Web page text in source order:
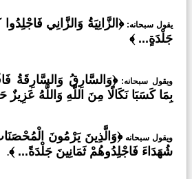
يقول سبحانه:﴿الزَّانِيَةُ وَالزَّانِي
جَلْدَةٍ... ﴾
ويقول سبحانه:﴿وَالسَّارِقُ وَالسَّارِقَةُ
بِمَا كَسَبَا نَكَالًا مِنَ اللَّهِ وَاللَّهُ عَزِيزٌ
ويقول سبحانه﴿وَالَّذِينَ يَرْمُونَ
شُهَدَاءَ فَاجْلِدُوهُمْ ثَمَانِينَ جَلْدَةً... ﴾.